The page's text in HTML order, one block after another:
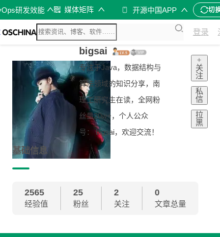
研发效能 媒体矩阵 开源中国APP 切
登录
bigsai
专注于Java，数据结构与
算法领域的知识分享，南
理工研究生在读，全网粉
丝量20w+，个人公众
号： bigsai，欢迎交流！
+
关
注
私
信
拉
黑
基础信息
2565
经验值
25
粉丝
2
关注
0
文章总量